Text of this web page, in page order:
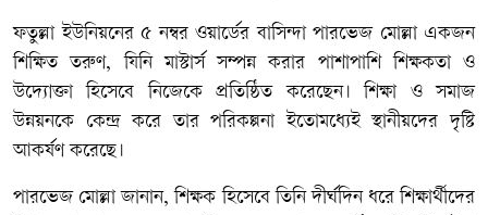
ফতুল্লা ইউনিয়নের ৫ নম্বর ওয়ার্ডের বাসিন্দা পারভেজ মোল্লা একজন
শিক্ষিত তরুণ, যিনি মাস্টার্স সম্পন্ন করার পাশাপাশি শিক্ষকতা ও
উদ্যোক্তা হিসেবে নিজেকে প্রতিষ্ঠিত করেছেন। শিক্ষা ও সমাজ
উন্নয়নকে কেন্দ্র করে তার পরিকল্পনা ইতোমধ্যেই স্থানীয়দের দৃষ্টি
আকর্ষণ করেছে।
পারভেজ মোল্লা জানান, শিক্ষক হিসেবে তিনি দীর্ঘদিন ধরে শিক্ষার্থীদের